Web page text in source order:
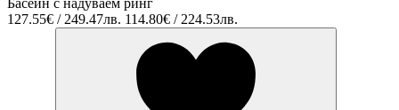
Басейн с надуваем ринг
127.55€ / 249.47лв. 114.80€ / 224.53лв.